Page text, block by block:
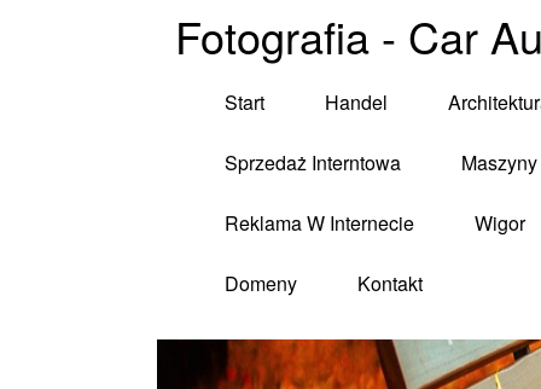
Fotografia - Car
Start Handel
Sprzedaż Interntowa
Reklama W Internecie Wigor
Domeny Kontakt